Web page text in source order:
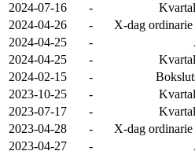
2024-07-16
-
2024-04-26
-
X-dag
2024-04-25
-
2024-04-25
-
2024-02-15
-
2023-10-25
-
2023-07-17
-
2023-04-28
-
X-dag
2023-04-27
-